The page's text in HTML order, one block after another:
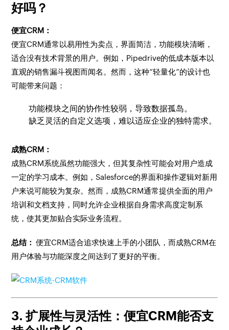
好吗？
便宜CRM：
便宜CRM通常以易用性为卖点，界面简洁，功能模块清晰，
适合没有技术背景的用户。例如，Pipedrive的低成本版本以
直观的销售漏斗视图而闻名。然而，这种“轻量化”的设计也
可能带来问题：
功能模块之间的协作性较弱，导致数据孤岛。
缺乏灵活的自定义选项，难以适应企业的独特需求。
成熟CRM：
成熟CRM系统虽然功能强大，但其复杂性可能会对用户造成
一定的学习成本。例如，Salesforce的界面和操作逻辑对新用
户来说可能较为复杂。然而，成熟CRM通常提供全面的用户
培训和文档支持，同时允许企业根据自身需求高度定制系
统，使其更加贴合实际业务流程。
总结： 便宜CRM适合追求快速上手的小团队，而成熟CRM在
用户体验与功能深度之间达到了更好的平衡。
3. 扩展性与灵活性：便宜CRM能否支